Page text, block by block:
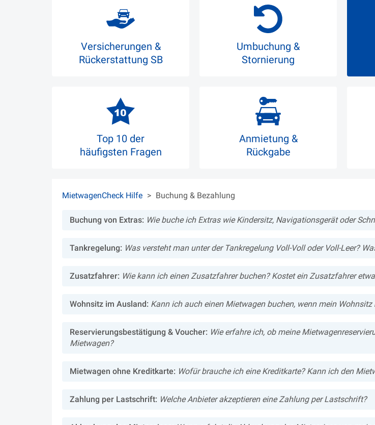
Versicherungen &
Rückerstattung SB
Umbuchung &
Stornierung
Top 10 der
häufigsten Fragen
Anmietung &
Rückgabe
MietwagenCheck Hilfe Buchung & Bezahlung
Buchung von Extras: Wie buche ich Extras wie Kindersitz, Navigationsgerät oder
Tankregelung: Was versteht man unter der Tankregelung Voll-Voll oder Voll-Leer?
Zusatzfahrer: Wie kann ich einen Zusatzfahrer buchen? Kostet ein Zusatzfahrer
Wohnsitz im Ausland: Kann ich auch einen Mietwagen buchen, wenn mein
Reservierungsbestätigung & Voucher: Wie erfahre ich, ob meine
Mietwagen?
Mietwagen ohne Kreditkarte: Wofür brauche ich eine Kreditkarte? Kann ich den
Zahlung per Lastschrift: Welche Anbieter akzeptieren eine Zahlung per Lastschrift?